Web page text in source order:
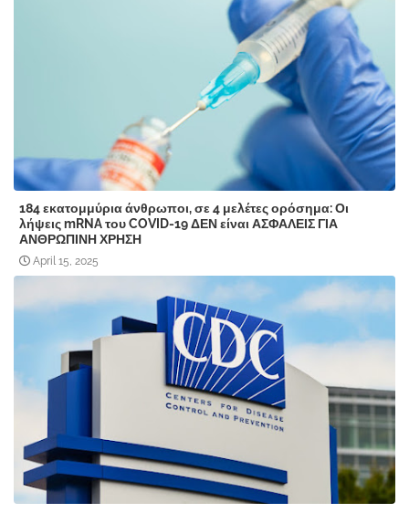
184 εκατομμύρια άνθρωποι, σε 4 μελέτες ορόσημα: Οι
λήψεις mRNA του COVID-19 ΔΕΝ είναι ΑΣΦΑΛΕΙΣ ΓΙΑ
ΑΝΘΡΩΠΙΝΗ ΧΡΗΣΗ
April 15, 2025